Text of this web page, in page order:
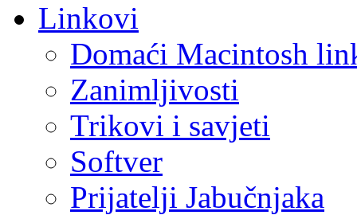
Linkovi
Domaći Macintosh
Zanimljivosti
Trikovi i savjeti
Softver
Prijatelji Jabučnjaka